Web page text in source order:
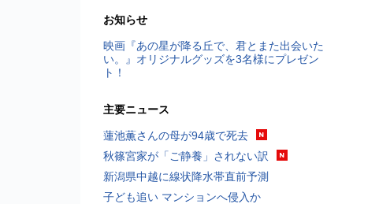
お知らせ
映画『あの星が降る丘で、君とまた出会いた
い。』オリジナルグッズを3名様にプレゼン
ト！
主要ニュース
蓮池薫さんの母が94歳で死去
秋篠宮家が「ご静養」されない訳
新潟県中越に線状降水帯直前予測
子ども追い マンションへ侵入か